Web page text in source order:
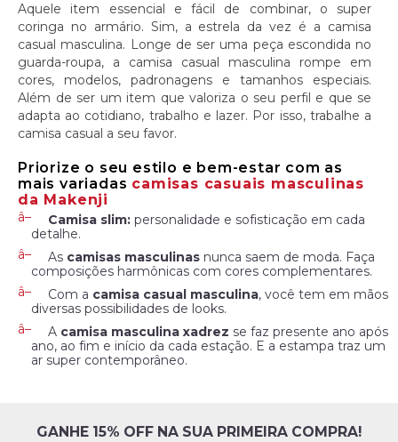
Aquele item essencial e fácil de combinar, o super
coringa no armário. Sim, a estrela da vez é a camisa
casual masculina. Longe de ser uma peça escondida no
guarda-roupa, a camisa casual masculina rompe em
cores, modelos, padronagens e tamanhos especiais.
Além de ser um item que valoriza o seu perfil e que se
adapta ao cotidiano, trabalho e lazer. Por isso, trabalhe a
camisa casual a seu favor.
Priorize o seu estilo e bem-estar com as
mais variadas camisas casuais masculinas
da Makenji
Camisa slim: personalidade e sofisticação em cada
detalhe.
As camisas masculinas nunca saem de moda. Faça
composições harmônicas com cores complementares.
Com a camisa casual masculina, você tem em mãos
diversas possibilidades de looks.
A camisa masculina xadrez se faz presente ano após
ano, ao fim e início da cada estação. E a estampa traz um
ar super contemporâneo.
GANHE 15% OFF NA SUA PRIMEIRA COMPRA!